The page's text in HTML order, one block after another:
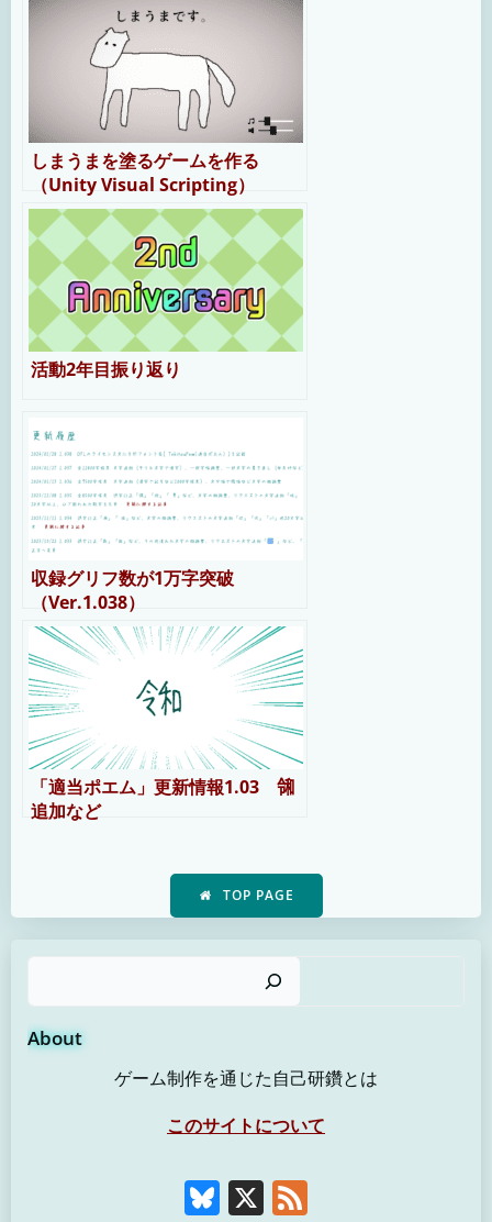
しまうまを塗るゲームを作る
（Unity Visual Scripting）
活動2年目振り返り
収録グリフ数が1万字突破
（Ver.1.038）
「適当ポエム」更新情報1.03 ㋿
追加など
TOP PAGE
About
ゲーム制作を通じた自己研鑽とは
このサイトについて
Bluesky
X